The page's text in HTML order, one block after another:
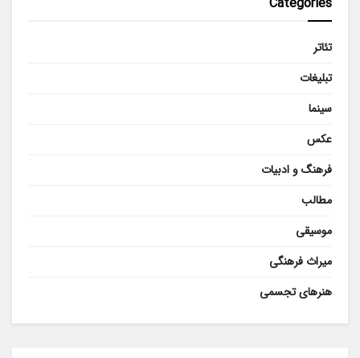
تئاتر
تبلیغات
سینما
عکس
فرهنگ و ادبیات
مطالب
موسیقی
میراث فرهنگی
هنرهای تجسمی